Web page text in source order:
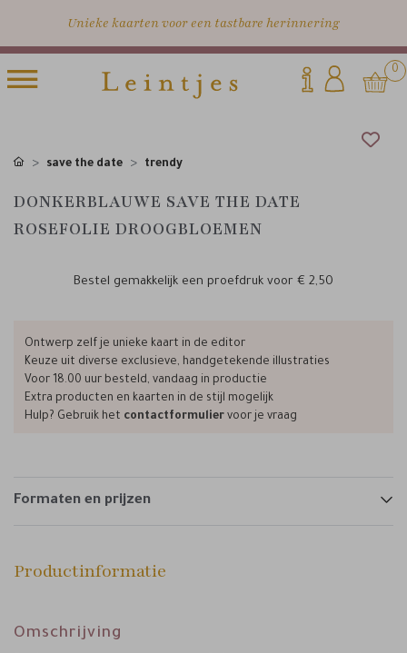
Unieke kaarten voor een tastbare herinnering
0
save the date trendy
DONKERBLAUWE SAVE THE DATE
ROSEFOLIE DROOGBLOEMEN
Bestel gemakkelijk een proefdruk voor € 2,50
Ontwerp zelf je unieke kaart in de editor
Keuze uit diverse exclusieve, handgetekende illustraties
Voor 18.00 uur besteld, vandaag in productie
Extra producten en kaarten in de stijl mogelijk
Hulp? Gebruik het contactformulier voor je vraag
Formaten en prijzen
Productinformatie
Omschrijving